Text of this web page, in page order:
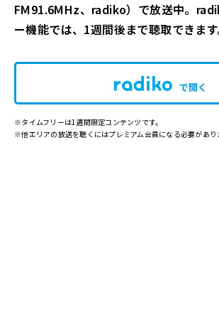
FM91.6MHz、radiko）で放送中。
ー機能では、1週間後まで聴取できます
で開く
※タイムフリーは1週間限定コンテンツです。
※他エリアの放送を聴くにはプレミアム会員になる必要があり